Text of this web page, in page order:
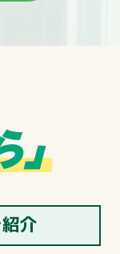
」
介